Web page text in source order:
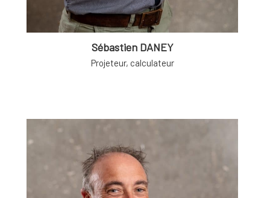
Sébastien DANEY
Projeteur, calculateur